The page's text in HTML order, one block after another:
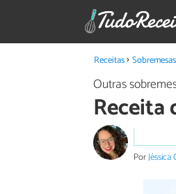
Receitas Sobremesas
Outras
Receita
PorJéssica